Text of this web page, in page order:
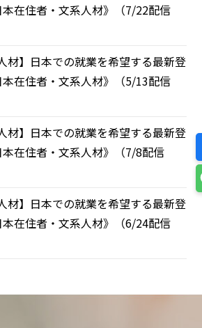
在住者・文系人材》（7/22配信
材】日本での就業を希望する最新登
在住者・文系人材》（5/13配信
材】日本での就業を希望する最新登
在住者・文系人材》（7/8配信
材】日本での就業を希望する最新登
在住者・文系人材》（6/24配信